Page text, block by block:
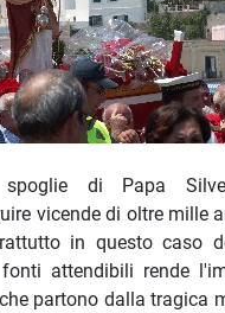
di Papa
vicende di oltre mille
in questo caso
attendibili rende
partono dalla tragica